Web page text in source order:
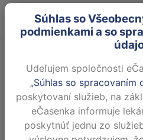
MUDr.
LEKÁR
Všeobecná
dospelých
Súhlas so
podmienkami a so
Udeľujem spoločnosti
„Súhlas so spracovaním
poskytovaní služieb, na
eČasenka informuje
poskytnúť jednu zo